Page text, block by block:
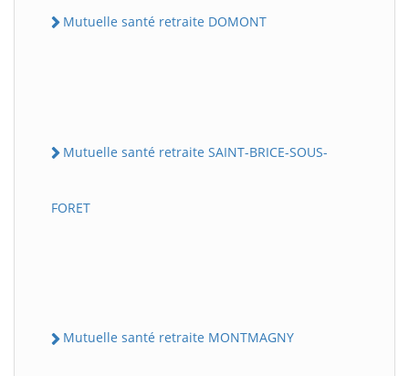
Mutuelle santé retraite DOMONT
Mutuelle santé retraite SAINT-BRICE-SOUS-
FORET
Mutuelle santé retraite MONTMAGNY